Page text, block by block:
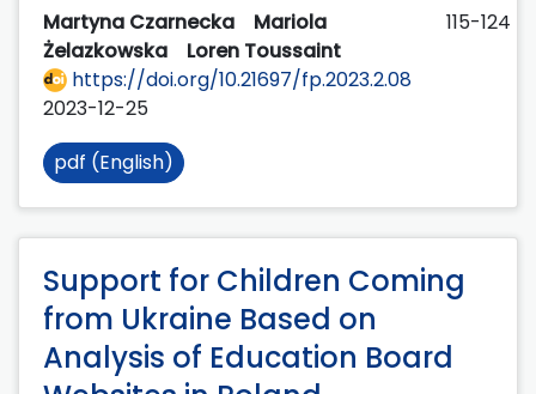
Martyna Czarnecka
Mariola
Żelazkowska
Loren Toussaint
115-124
https://doi.org/10.21697/fp.2023.2.08
2023-12-25
pdf (English)
Support for Children Coming
from Ukraine Based on
Analysis of Education Board